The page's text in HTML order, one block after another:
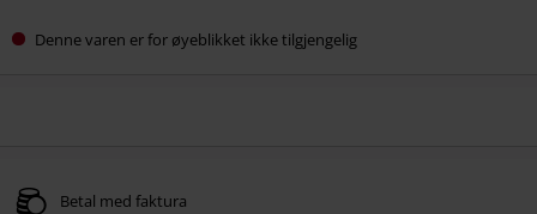
Denne varen er for øyeblikket ikke tilgjengelig
Betal med faktura